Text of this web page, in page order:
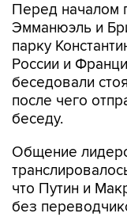
Перед началом
Эмманюэль и
парку
России и
беседовали
после чего
беседу.
Общение
что Путин и
без